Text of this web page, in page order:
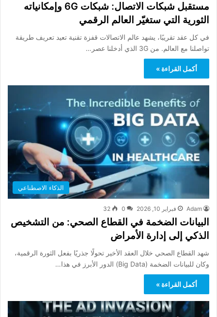
مستقبل شبكات الاتصال: شبكات 6G وإمكانياته
الثورية التي ستغيّر العالم الرقمي
في كل عقد تقريبًا، يشهد عالم الاتصالات قفزة تقنية تعيد تعريف طريقة
تواصلنا مع العالم. من 3G الذي أدخلنا عصر…
أكمل القراءة »
الذكاء الاصطناعي
Adam فبراير 10, 2026 0
32
البيانات الضخمة في القطاع الصحي: من التشخيص
الذكي إلى إدارة الأمراض
شهد القطاع الصحي خلال العقد الأخير تحولًا جذريًا بفعل الثورة الرقمية،
وكان للبيانات الضخمة (Big Data) الدور الأبرز في هذا…
أكمل القراءة »